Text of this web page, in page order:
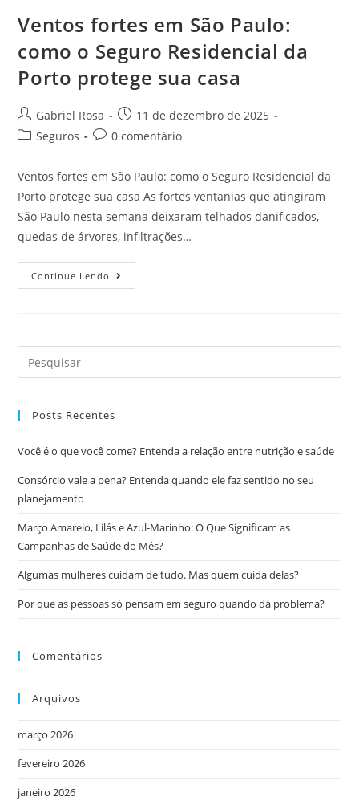
Ventos fortes em São Paulo:
como o Seguro Residencial da
Porto protege sua casa
Gabriel Rosa
11 de dezembro de 2025
Seguros
0 comentário
Ventos fortes em São Paulo: como o Seguro Residencial da
Porto protege sua casa As fortes ventanias que atingiram
São Paulo nesta semana deixaram telhados danificados,
quedas de árvores, infiltrações…
Continue Lendo
Posts Recentes
Você é o que você come? Entenda a relação entre nutrição e saúde
Consórcio vale a pena? Entenda quando ele faz sentido no seu
planejamento
Março Amarelo, Lilás e Azul-Marinho: O Que Significam as
Campanhas de Saúde do Mês?
Algumas mulheres cuidam de tudo. Mas quem cuida delas?
Por que as pessoas só pensam em seguro quando dá problema?
Comentários
Arquivos
março 2026
fevereiro 2026
janeiro 2026